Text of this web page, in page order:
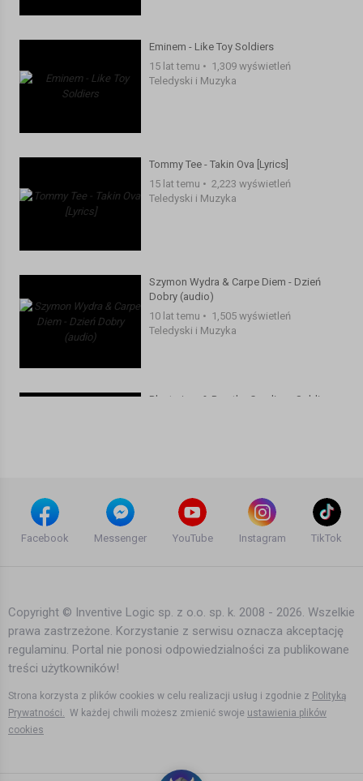
Eminem - Like Toy Soldiers
15 lat temu • 1,309 wyświetleń
Teledyski i Muzyka
Tommy Tee - Takin Ova [Lyrics]
15 lat temu • 2,223 wyświetleń
Teledyski i Muzyka
Szymon Wydra & Carpe Diem - Dzień
Dobry (audio)
10 lat temu • 1,505 wyświetleń
Teledyski i Muzyka
Blasterjaxx & Breathe Carolina - Soldier
Hardwell & Dyro feat. Bright Lights -
Never Say Goodbye (Official Music
Skylar Grey - Kill For You (Audio) ft.
Eminem
Eminem, Skylar Grey
Facebook Messenger YouTube Instagram TikTok
Copyright © Inventive Logic sp. z o.o. sp. k. 2008 - 2026. Wszelkie
prawa zastrzeżone. Korzystanie z serwisu oznacza akceptację
regulaminu. Portal nie ponosi odpowiedzialności za publikowane
treści użytkowników!
Strona korzysta z plików cookies w celu realizacji usług i zgodnie z Polityką
Prywatności. W każdej chwili możesz zmienić swoje ustawienia plików
cookies